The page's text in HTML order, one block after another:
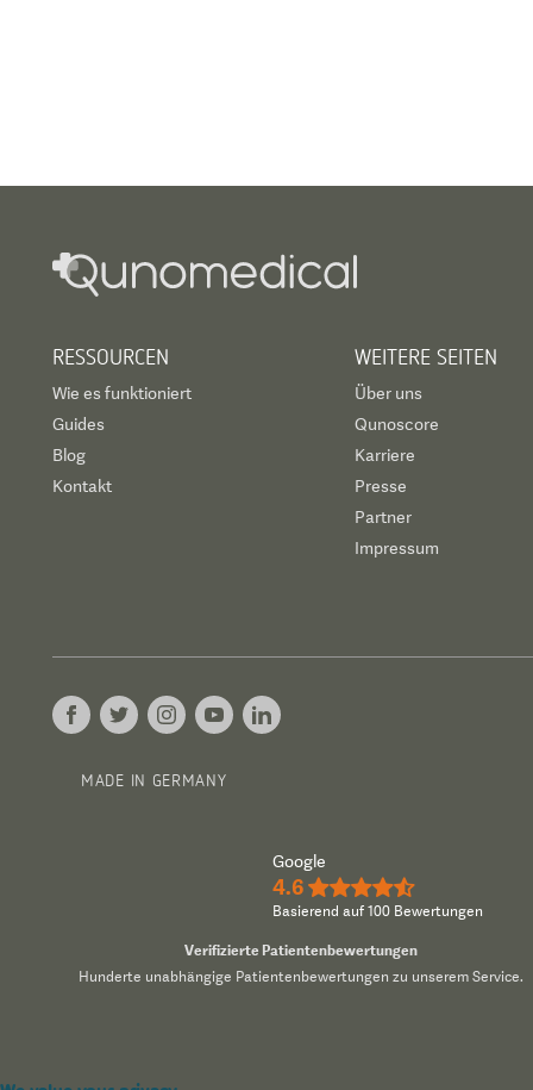
RESSOURCEN
Wie es funktioniert
Guides
Blog
Kontakt
WEITERE SEITEN
Über uns
Qunoscore
Karriere
Presse
Partner
Impressum
MADE IN GERMANY
Google
4.6 ★★★★½
Basierend auf 100 Bewertungen
Verifizierte Patientenbewertungen
Hunderte unabhängige Patientenbewertungen zu unserem Service.